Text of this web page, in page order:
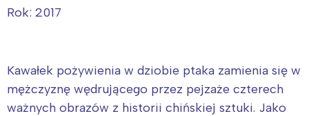
Rok: 2017
Kawałek pożywienia w dziobie ptaka zamienia się w
mężczyznę wędrującego przez pejzaże czterech
ważnych obrazów z historii chińskiej sztuki. Jako